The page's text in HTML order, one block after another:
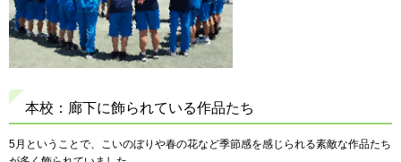
本校：廊下に飾られている作品たち
5月ということで、こいのぼりや春の花など季節感を感じられる素敵な作品たち